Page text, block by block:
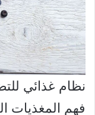
فهم المغذيات